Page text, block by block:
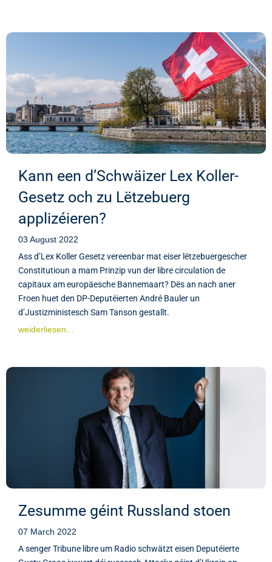
Kann een d’Schwäizer Lex Koller-
Gesetz och zu Lëtzebuerg
applizéieren?
03 August 2022
Ass d’Lex Koller Gesetz vereenbar mat eiser lëtzebuergescher
Constitutioun a mam Prinzip vun der libre circulation de
capitaux am europäesche Bannemaart? Dës an nach aner
Froen huet den DP-Deputéierten André Bauler un
d’Justizministesch Sam Tanson gestallt.
weiderliesen...
Zesumme géint Russland stoen
07 March 2022
A senger Tribune libre um Radio schwätzt eisen Deputéierte